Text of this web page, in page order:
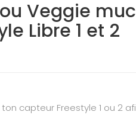
Veggie
Libre 1 et 2
capteur Freestyle 1 ou 2